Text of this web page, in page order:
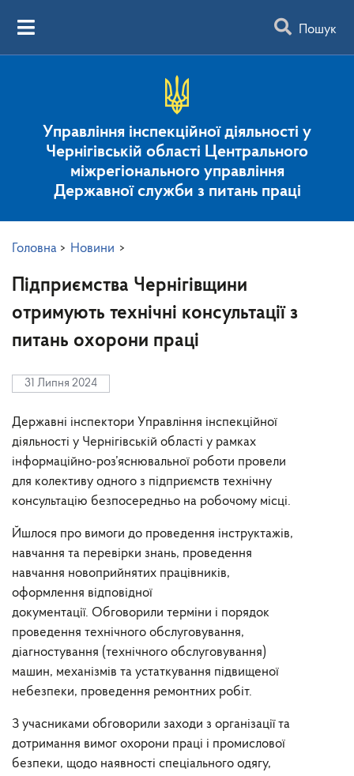
Пошук
Управління інспекційної діяльності у
Чернігівській області Центрального
міжрегіонального управління
Державної служби з питань праці
Головна > Новини >
Підприємства Чернігівщини
отримують технічні консультації з
питань охорони праці
31 Липня 2024
Державні інспектори Управління інспекційної
діяльності у Чернігівській області у рамках
інформаційно-роз’яснювальної роботи провели
для колективу одного з підприємств технічну
консультацію безпосередньо на робочому місці.
Йшлося про вимоги до проведення інструктажів,
навчання та перевірки знань, проведення
навчання новоприйнятих працівників,
оформлення відповідної
документації. Обговорили терміни і порядок
проведення технічного обслуговування,
діагностування (технічного обслуговування)
машин, механізмів та устаткування підвищеної
небезпеки, проведення ремонтних робіт.
З учасниками обговорили заходи з організації та
дотримання вимог охорони праці і промислової
безпеки, щодо наявності спеціального одягу,